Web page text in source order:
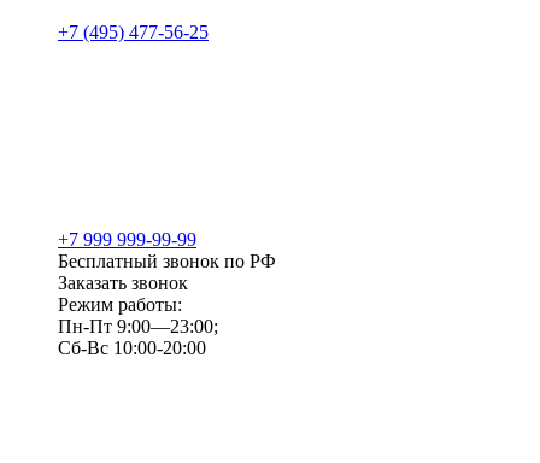
+7 (495) 477-56-25
+7 999 999-99-99
Бесплатный звонок по РФ
Заказать звонок
Режим работы:
Пн-Пт 9:00—23:00;
Сб-Вс 10:00-20:00